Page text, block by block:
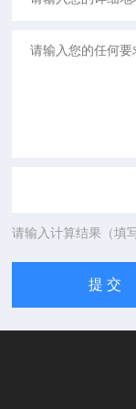
请输入计算结果（填